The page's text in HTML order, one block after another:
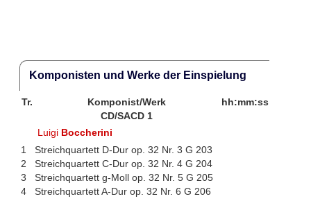
Komponisten und Werke der Einspielung
Tr. Komponist/Werk
hh:mm:ss
CD/SACD 1
Luigi Boccherini
1
Streichquartett D-Dur op. 32 Nr. 3 G 203
2
Streichquartett C-Dur op. 32 Nr. 4 G 204
3
Streichquartett g-Moll op. 32 Nr. 5 G 205
4
Streichquartett A-Dur op. 32 Nr. 6 G 206